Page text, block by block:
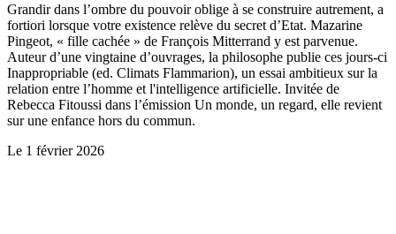
Grandir dans l’ombre du pouvoir oblige à se construire autrement, a
fortiori lorsque votre existence relève du secret d’Etat. Mazarine
Pingeot, « fille cachée » de François Mitterrand y est parvenue.
Auteur d’une vingtaine d’ouvrages, la philosophe publie ces jours-ci
Inappropriable (ed. Climats Flammarion), un essai ambitieux sur la
relation entre l’homme et l'intelligence artificielle. Invitée de
Rebecca Fitoussi dans l’émission Un monde, un regard, elle revient
sur une enfance hors du commun.
Le 1 février 2026